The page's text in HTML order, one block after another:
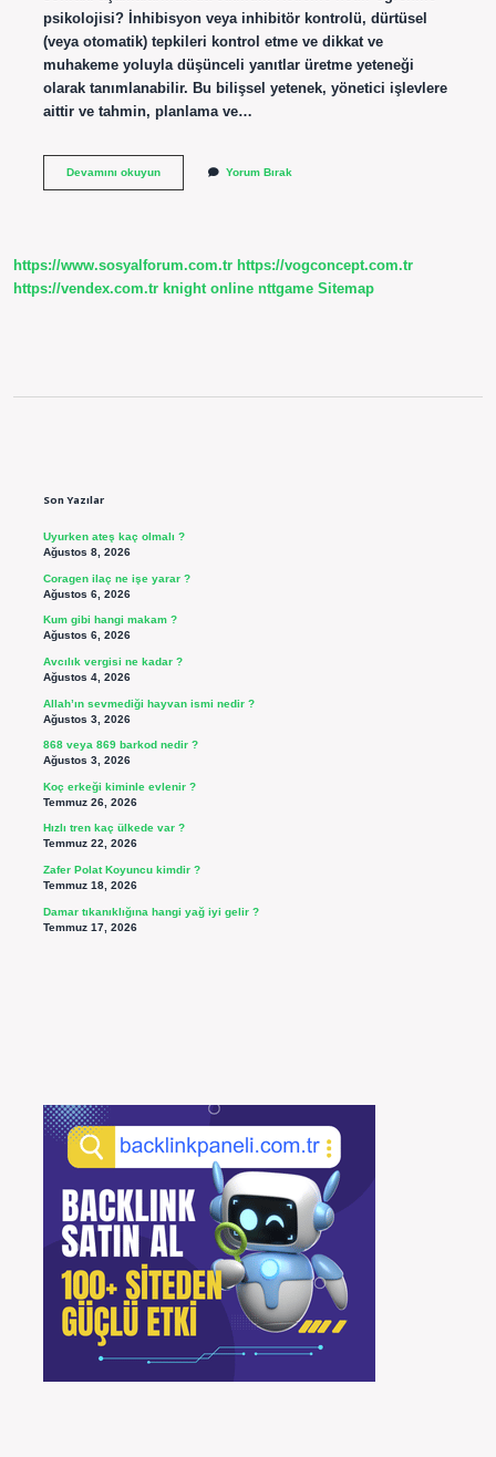
psikolojisi? İnhibisyon veya inhibitör kontrolü, dürtüsel
(veya otomatik) tepkileri kontrol etme ve dikkat ve
muhakeme yoluyla düşünceli yanıtlar üretme yeteneği
olarak tanımlanabilir. Bu bilişsel yetenek, yönetici işlevlere
aittir ve tahmin, planlama ve…
Devamını okuyunKetlenme
Yorum Bırak
https://www.sosyalforum.com.tr https://vogconcept.com.tr
https://vendex.com.tr knight online nttgame Sitemap
Son Yazılar
Uyurken ateş kaç olmalı ?
Ağustos 8, 2026
Coragen ilaç ne işe yarar ?
Ağustos 6, 2026
Kum gibi hangi makam ?
Ağustos 6, 2026
Avcılık vergisi ne kadar ?
Ağustos 4, 2026
Allah’ın sevmediği hayvan ismi nedir ?
Ağustos 3, 2026
868 veya 869 barkod nedir ?
Ağustos 3, 2026
Koç erkeği kiminle evlenir ?
Temmuz 26, 2026
Hızlı tren kaç ülkede var ?
Temmuz 22, 2026
Zafer Polat Koyuncu kimdir ?
Temmuz 18, 2026
Damar tıkanıklığına hangi yağ iyi gelir ?
Temmuz 17, 2026